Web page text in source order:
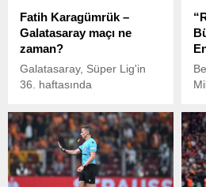
Fatih Karagümrük –
Galatasaray maçı ne
zaman?
Galatasaray, Süper Lig'in
36. haftasında
Karagümrük ile karşı
karşıya gelecek. Zorlu
mücadele saat 19:00'da
başlayacak.